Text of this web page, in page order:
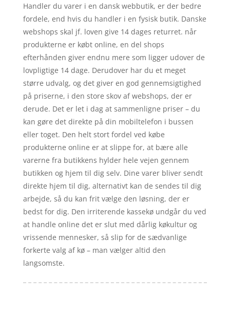
Handler du varer i en dansk webbutik, er der bedre
fordele, end hvis du handler i en fysisk butik. Danske
webshops skal jf. loven give 14 dages returret. når
produkterne er købt online, en del shops
efterhånden giver endnu mere som ligger udover de
lovpligtige 14 dage. Derudover har du et meget
større udvalg, og det giver en god gennemsigtighed
på priserne, i den store skov af webshops, der er
derude. Det er let i dag at sammenligne priser – du
kan gøre det direkte på din mobiltelefon i bussen
eller toget. Den helt stort fordel ved købe
produkterne online er at slippe for, at bære alle
varerne fra butikkens hylder hele vejen gennem
butikken og hjem til dig selv. Dine varer bliver sendt
direkte hjem til dig, alternativt kan de sendes til dig
arbejde, så du kan frit vælge den løsning, der er
bedst for dig. Den irriterende kassekø undgår du ved
at handle online det er slut med dårlig køkultur og
vrissende mennesker, så slip for de sædvanlige
forkerte valg af kø – man vælger altid den
langsomste.